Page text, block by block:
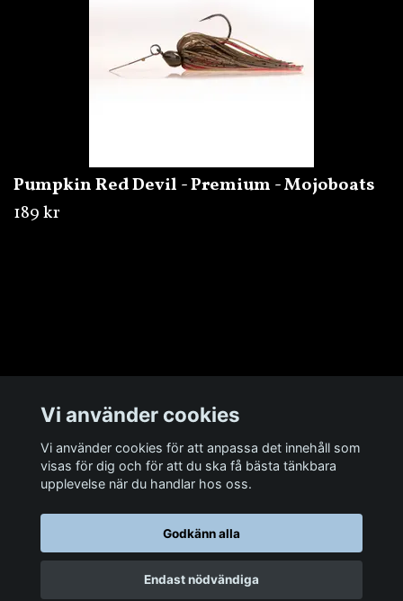
Pumpkin Red Devil - Premium - Mojoboats
189 kr
Sociala medier
© 2026 Man Cave Baits
Vi använder cookies
Vi använder cookies för att anpassa det innehåll som
visas för dig och för att du ska få bästa tänkbara
upplevelse när du handlar hos oss.
Godkänn alla
Endast nödvändiga